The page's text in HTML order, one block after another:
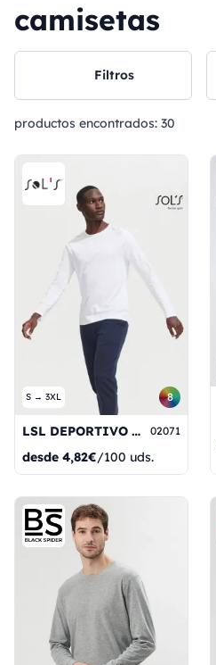
camisetas
Filtros
productos encontrados: 30
S → 3XL 8
LSL DEPORTIVO PARA HOMBRE 02071
desde 4,82€/100 uds.